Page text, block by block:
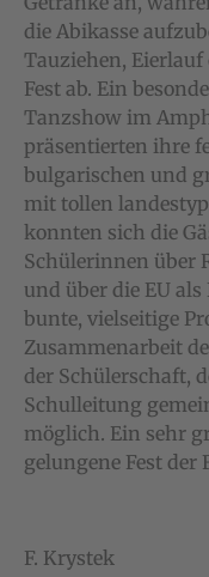
die Abikasse
Tauziehen, Eierlauf
Fest ab. Ein
Tanzshow im
präsentierten ihre
bulgarischen und
mit tollen
konnten sich die
Schülerinnen über
und über die EU
bunte, vielseitige
Zusammenarbeit
der Schülerschaft,
Schulleitung
möglich. Ein sehr
gelungene Fest der
F. Krystek